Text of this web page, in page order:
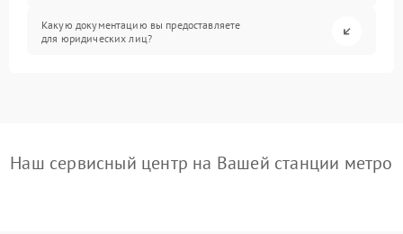
Какую документацию вы предоставляете
для юридических лиц?
Наш сервисный центр на Вашей станции метро